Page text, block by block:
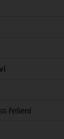
řešení